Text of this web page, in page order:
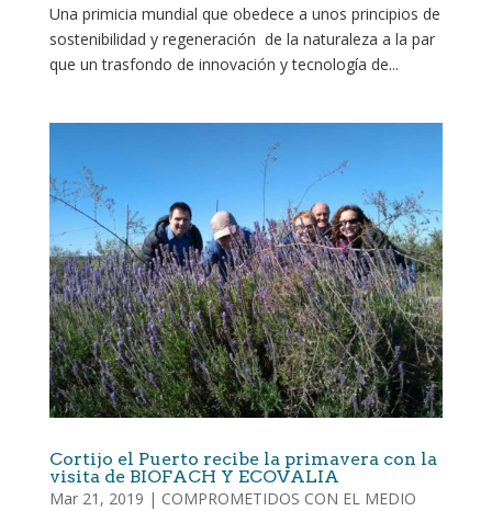
Una primicia mundial que obedece a unos principios de
sostenibilidad y regeneración de la naturaleza a la par
que un trasfondo de innovación y tecnología de...
Cortijo el Puerto recibe la primavera con la
visita de BIOFACH Y ECOVALIA
Mar 21, 2019 | COMPROMETIDOS CON EL MEDIO